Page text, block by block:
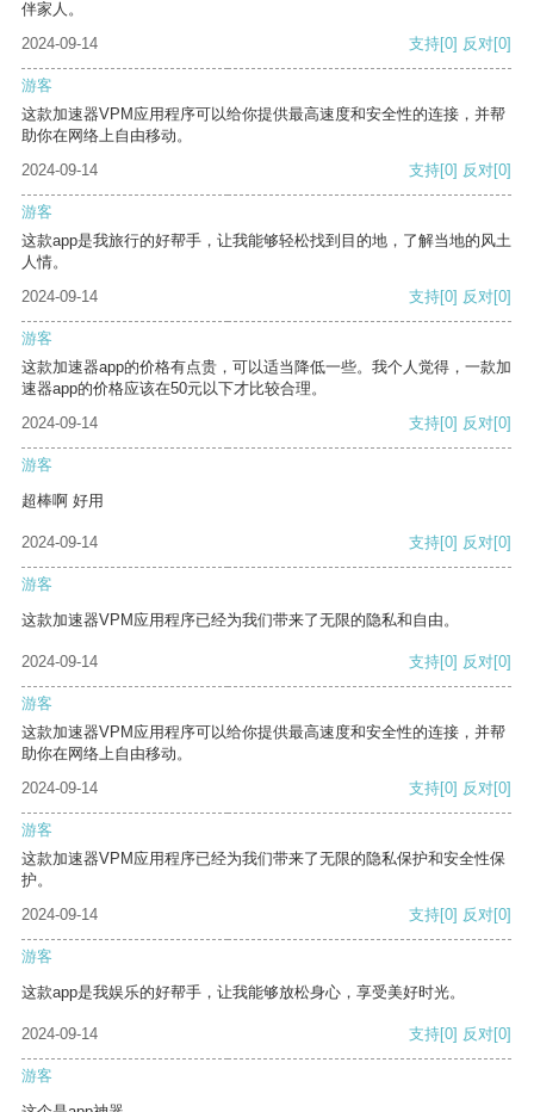
伴家人。
2024-09-14
支持[0] 反对[0]
游客
这款加速器VPM应用程序可以给你提供最高速度和安全性的连接，并帮
助你在网络上自由移动。
2024-09-14
支持[0] 反对[0]
游客
这款app是我旅行的好帮手，让我能够轻松找到目的地，了解当地的风土
人情。
2024-09-14
支持[0] 反对[0]
游客
这款加速器app的价格有点贵，可以适当降低一些。我个人觉得，一款加
速器app的价格应该在50元以下才比较合理。
2024-09-14
支持[0] 反对[0]
游客
超棒啊 好用
2024-09-14 支持[0] 反对[0]
游客
这款加速器VPM应用程序已经为我们带来了无限的隐私和自由。
2024-09-14 支持[0] 反对[0]
游客
这款加速器VPM应用程序可以给你提供最高速度和安全性的连接，并帮
助你在网络上自由移动。
2024-09-14
支持[0] 反对[0]
游客
这款加速器VPM应用程序已经为我们带来了无限的隐私保护和安全性保
护。
2024-09-14
支持[0] 反对[0]
游客
这款app是我娱乐的好帮手，让我能够放松身心，享受美好时光。
2024-09-14 支持[0] 反对[0]
游客